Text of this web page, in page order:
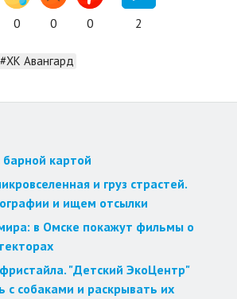
0 0 0 2
#ХК Авангард
картой
и груз страстей.
и ищем отсылки
в Омске покажут фильмы о
"Детский ЭкоЦентр"
с собаками и раскрывать их